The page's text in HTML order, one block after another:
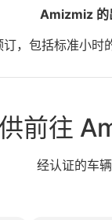
Amizmiz 的
，包括标准小
前往
经认证的车